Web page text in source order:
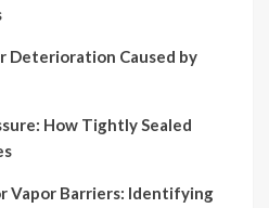
Deterioration Caused by
How Tightly Sealed
Vapor Barriers: Identifying